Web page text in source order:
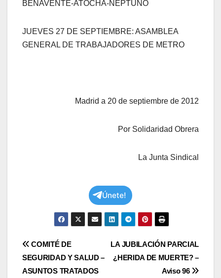
BENAVENTE-ATOCHA-NEPTUNO
JUEVES 27 DE SEPTIEMBRE: ASAMBLEA
GENERAL DE TRABAJADORES DE METRO
Madrid a 20 de septiembre de 2012
Por Solidaridad Obrera
La Junta Sindical
Únete!
Navegación
de
LA JUBILACIÓN PARCIAL
¿HERIDA DE MUERTE? –
Aviso 96
COMITÉ DE
SEGURIDAD Y SALUD –
ASUNTOS TRATADOS